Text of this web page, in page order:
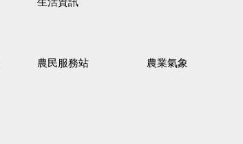
農民服務站 農業氣象